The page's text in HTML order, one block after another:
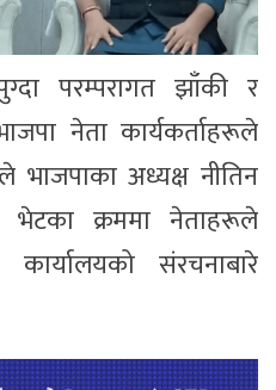
परम्परागत झाँकी र
नेता कार्यकर्ताहरूले
अध्यक्ष नीतिन
क्रममा नेताहरूले
संरचनाबारे